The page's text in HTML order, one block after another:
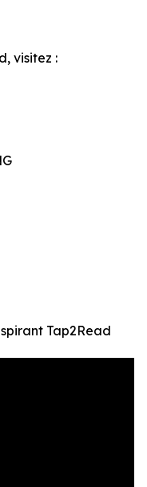
visitez :
Tap2Read